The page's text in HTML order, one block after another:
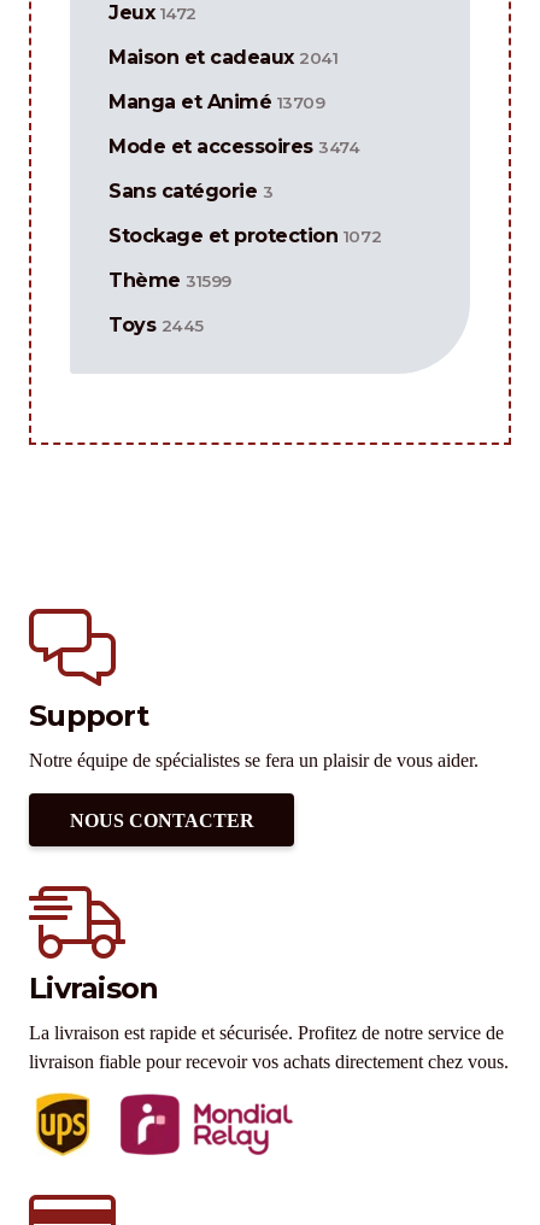
Jeux 1472
Maison et cadeaux 2041
Manga et Animé 13709
Mode et accessoires 3474
Sans catégorie 3
Stockage et protection 1072
Thème 31599
Toys 2445
Support
Notre équipe de spécialistes se fera un plaisir de vous aider.
NOUS CONTACTER
Livraison
La livraison est rapide et sécurisée. Profitez de notre service de
livraison fiable pour recevoir vos achats directement chez vous.